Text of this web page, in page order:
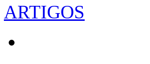
ARTIGOS